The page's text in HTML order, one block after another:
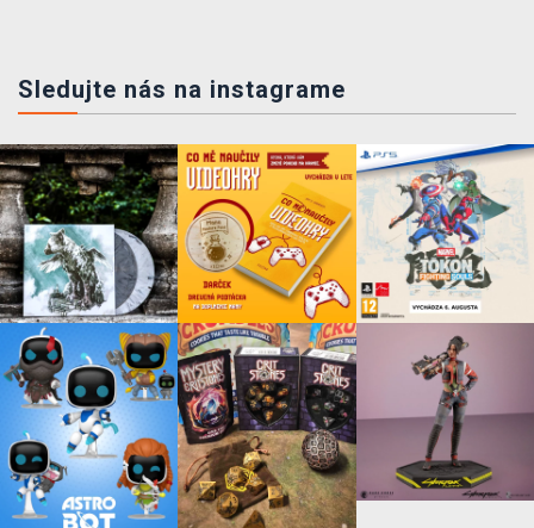
Sledujte nás na instagrame